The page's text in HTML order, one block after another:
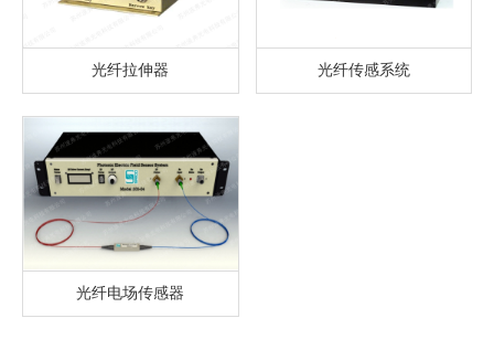
光纤拉伸器 光纤传感系统
光纤电场传感器